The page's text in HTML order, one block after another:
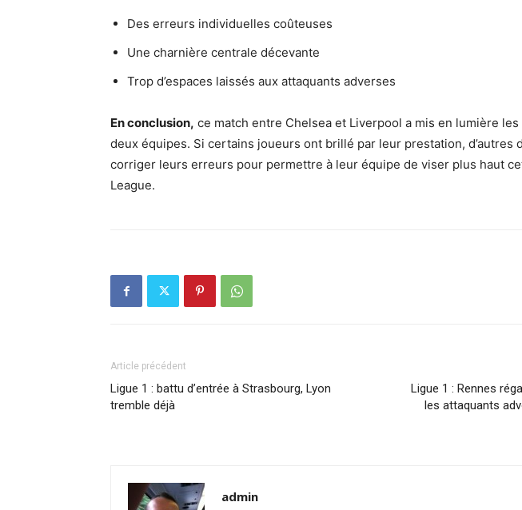
Des erreurs individuelles coûteuses
Une charnière centrale décevante
Trop d’espaces laissés aux attaquants adverses
En conclusion, ce match entre Chelsea et Liverpool a mis en lumière
deux équipes. Si certains joueurs ont brillé par leur prestation, d’autres
corriger leurs erreurs pour permettre à leur équipe de viser plus haut
League.
Article précédent
Ligue 1 : battu d’entrée à Strasbourg, Lyon
tremble déjà
Ligue 1 : Rennes
les attaquants
admin